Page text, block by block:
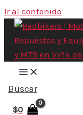
Ir al contenido
Buscar
$0